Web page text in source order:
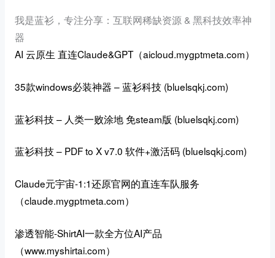
我是蓝衫，专注分享：互联网稀缺资源 & 黑科技效率神
器
AI 云原生 直连Claude&GPT（aicloud.mygptmeta.com）
35款windows必装神器 – 蓝衫科技 (bluelsqkj.com)
蓝衫科技 – 人类一败涂地 免steam版 (bluelsqkj.com)
蓝衫科技 – PDF to X v7.0 软件+激活码 (bluelsqkj.com)
Claude元宇宙-1:1还原官网的直连车队服务
（claude.mygptmeta.com）
渗透智能-ShirtAI一款全方位AI产品
（www.myshirtai.com）